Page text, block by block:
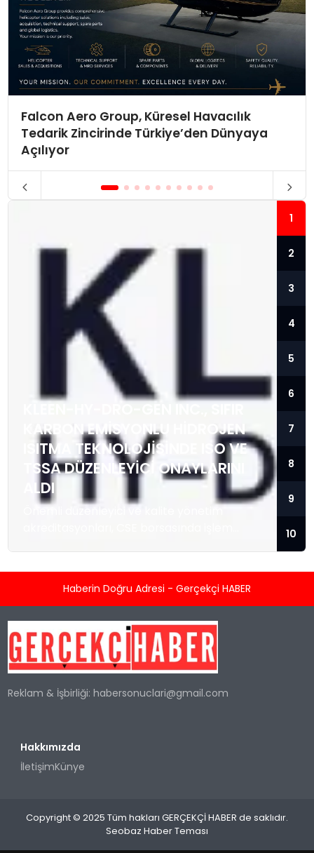
Falcon Aero Group, Küresel Havacılık
Tedarik Zincirinde Türkiye’den Dünyaya
Açılıyor
KARBON EMISYONLU HIDROJEN
ISITMA TEKNOLOJISINDE ISO VE
TSSA DÜZENLEYICI ONAYLARINI
ALDI
Sistemlerini üretmek ve satmak üzere
kurumsal sözleşmeler için konumlandırıyor.
TORONTO, KANADA / ACCESS Newswire / 5
Ağustos 2026 / Kleen-Hy-Dro-Gen Inc.
1
2
3
4
5
6
7
8
9
10
Haberin Doğru Adresi - Gerçekçi HABER
Reklam & İşbirliği:habersonuclari@gmail.com
Hakkımızda
İletişimKünye
Copyright © 2025 Tüm hakları GERÇEKÇİ HABER de saklıdır.
Seobaz Haber Teması